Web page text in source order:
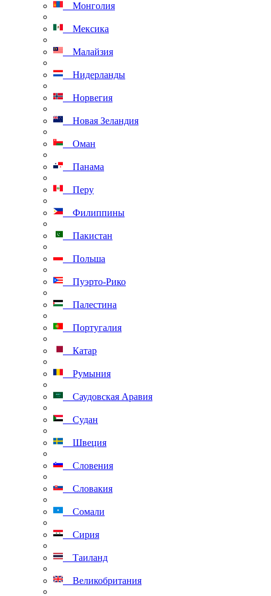
Монголия
Мексика
Малайзия
Нидерланды
Норвегия
Новая Зеландия
Оман
Панама
Перу
Филиппины
Пакистан
Польша
Пуэрто-Рико
Палестина
Португалия
Катар
Румыния
Саудовская Аравия
Судан
Швеция
Словения
Словакия
Сомали
Сирия
Таиланд
Великобритания